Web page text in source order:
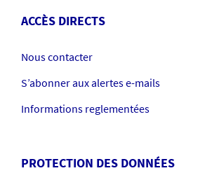
ACCÈS DIRECTS
Nous contacter
S’abonner aux alertes e-mails
Informations reglementées
PROTECTION DES DONNÉES